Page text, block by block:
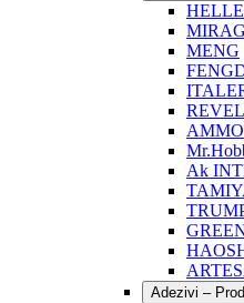
MENG
AMMO
Ak
Adezivi –